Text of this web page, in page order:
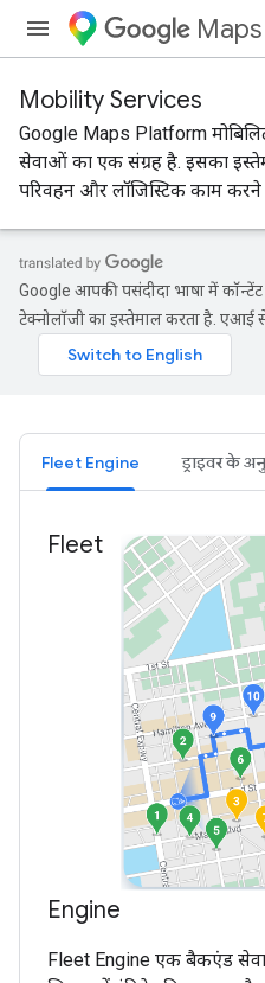
Mobility Services
Google Maps Platform
सेवाओं का एक संग्रह है. इसका
परिवहन और लॉजिस्टिक काम
Google आपकी पसंदीदा भाषा में
टेक्नोलॉजी का इस्तेमाल करता है. एआई
Fleet Engine
Fleet
Engine
Fleet Engine एक बैकएंड सेवा